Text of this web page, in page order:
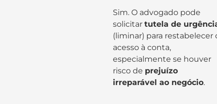
Sim. O advogado pode
solicitar tutela de
(liminar) para restabelecer
acesso à conta,
especialmente se houver
risco de prejuízo
irreparável ao negócio.